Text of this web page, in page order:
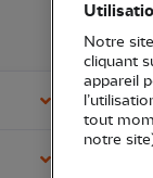
Notre
cliquant
appareil
tout
notre